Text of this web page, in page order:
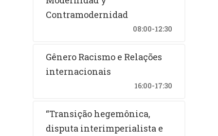
Contramodernidad
08:00-12:30
Gênero Racismo e Relações
internacionais
16:00-17:30
“Transição hegemônica,
disputa interimperialista e